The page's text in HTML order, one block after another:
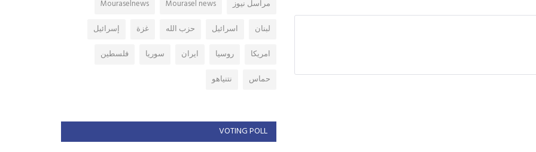
مراسل نيوز Mourasel news
Mouraselnews
لبنان
اسرائيل حزب الله غزة
إسرائيل
امريكا
روسيا ايران سوريا
فلسطين
حماس
نتنياهو
VOTING POLL